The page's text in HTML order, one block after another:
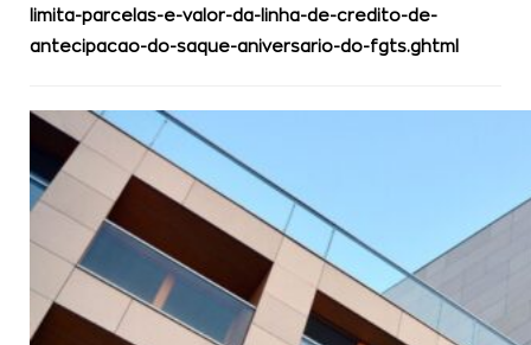
limita-parcelas-e-valor-da-linha-de-credito-de-
antecipacao-do-saque-aniversario-do-fgts.ghtml